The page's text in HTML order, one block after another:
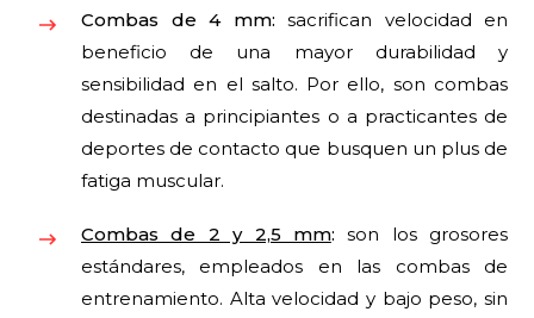
Combas de 4 mm: sacrifican velocidad en
beneficio de una mayor durabilidad y
sensibilidad en el salto. Por ello, son combas
destinadas a principiantes o a practicantes de
deportes de contacto que busquen un plus de
fatiga muscular.
Combas de 2 y 2,5 mm:son los grosores
estándares, empleados en las combas de
entrenamiento. Alta velocidad y bajo peso, sin